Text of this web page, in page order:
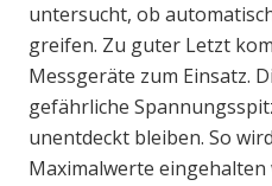
untersucht, ob
greifen. Zu guter Letzt
Messgeräte zum Einsatz.
gefährliche
unentdeckt bleiben. So
Maximalwerte eingehalten